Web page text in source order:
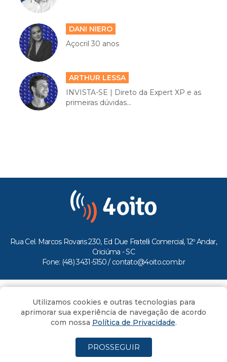
DANI NIERO
Açocril 30 anos
ARTHUR LESSA
INVISTA-SE | Direto da Expert XP e as
primeiras dúvidas...
Rua Cel. Marcos Rovaris 230, Ed Due Fratelli Comercial, 12º Andar,
Criciúma - SC
Fone: (48) 3431-5150 / contato@4oito.com.br
Todos os direitos reservados ao Portal 4oito
Utilizamos cookies e outras tecnologias para
aprimorar sua experiência de navegação de acordo
com nossa Política de Privacidade.
PROSSEGUIR